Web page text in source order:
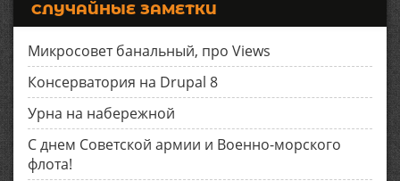
СЛУЧАЙНЫЕ ЗАМЕТКИ
Микросовет банальный, про Views
Консерватория на Drupal 8
Урна на набережной
С днем Советской армии и Военно-морского
флота!